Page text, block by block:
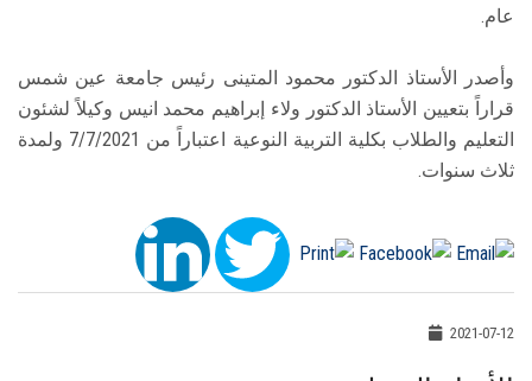
عام.
وأصدر الأستاذ الدكتور محمود المتينى رئيس جامعة عين شمس
قراراً بتعيين الأستاذ الدكتور ولاء إبراهيم محمد انيس وكيلاً لشئون
التعليم والطلاب بكلية التربية النوعية اعتباراً من 7/7/2021 ولمدة
ثلاث سنوات.
2021-07-12